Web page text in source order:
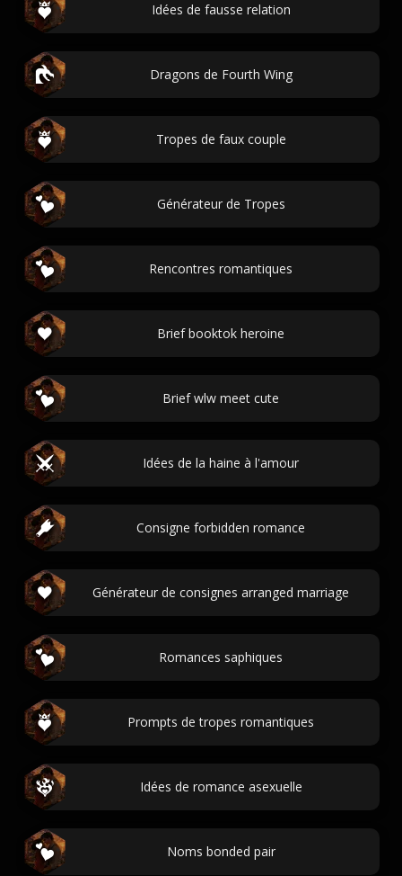
Idées de fausse relation
Dragons de Fourth Wing
Tropes de faux couple
Générateur de Tropes
Rencontres romantiques
Brief booktok heroine
Brief wlw meet cute
Idées de la haine à l'amour
Consigne forbidden romance
Générateur de consignes arranged marriage
Romances saphiques
Prompts de tropes romantiques
Idées de romance asexuelle
Noms bonded pair